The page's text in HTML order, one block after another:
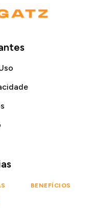
BENEFÍCIOS